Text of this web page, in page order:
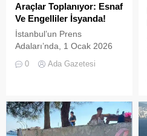
Araçlar Toplanıyor: Esnaf
Ve Engelliler İsyanda!
İstanbul’un Prens
Adaları’nda, 1 Ocak 2026
L2 sınıfı (3 tekerlekli)
UKOME kararının ardından
tanınan ek süre sona erdi.
İki kez uzatılarak 31
0 Ada Gazetesi